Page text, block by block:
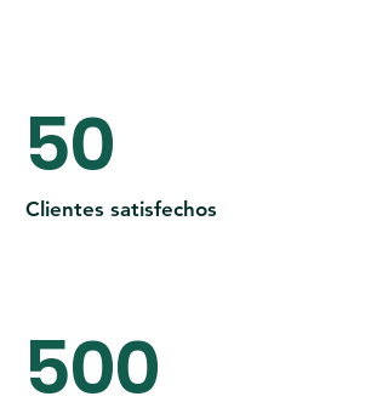
50
Clientes satisfechos
500